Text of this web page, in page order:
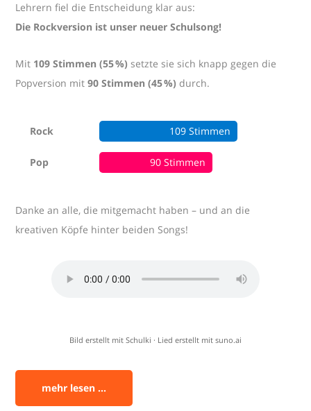
Lehrern fiel die Entscheidung klar aus:
Die Rockversion ist unser neuer Schulsong!
Mit 109 Stimmen (55 %) setzte sie sich knapp gegen die
Popversion mit90 Stimmen (45 %) durch.
Rock 109 Stimmen
Pop 90 Stimmen
Danke an alle, die mitgemacht haben – und an die
kreativen Köpfe hinter beiden Songs!
Bild erstellt mit Schulki · Lied erstellt mit suno.ai
mehr lesen ...